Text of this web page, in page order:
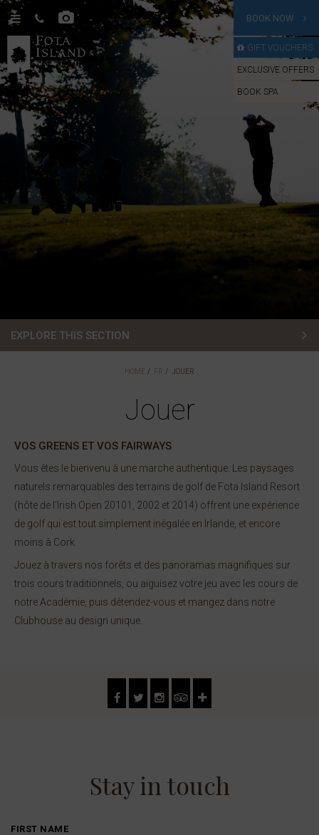
BOOK NOW
GIFT VOUCHERS
EXCLUSIVE OFFERS
BOOK SPA
EXPLORE THIS SECTION
Jouer
Dînez
FR JOUER
Jouer
VOS GREENS ET VOS FAIRWAYS
Vous êtes le bienvenu à une marche authentique. Les paysages
naturels remarquables des terrains de golf de Fota Island Resort
(hôte de l'Irish Open 20101, 2002 et 2014) offrent une expérience
de golf qui est tout simplement inégalée en Irlande, et encore
moins à Cork.
Jouez à travers nos forêts et des panoramas magnifiques sur
trois cours traditionnels, ou aiguisez votre jeu avec les cours de
notre Académie, puis détendez-vous et mangez dans notre
Clubhouse au design unique.
Stay in touch
FIRST NAME